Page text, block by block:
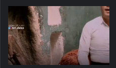
YouTube قدرت وفاخوب یار یار - Duration 1309. TLM -Top Lori
Music
محمد ممبینی